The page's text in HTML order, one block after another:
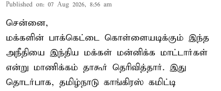
Published on: 07 Aug 2026, 8:56 am
சென்னை,
மக்களின் பாக்கெட்டை கொள்ளையடிக்கும் இந்த
அநீதியை இந்திய மக்கள் மன்னிக்க மாட்டார்கள்
என்று மாணிக்கம் தாகூர் தெரிவித்தார். இது
தொடர்பாக, தமிழ்நாடு காங்கிரஸ் கமிட்டி